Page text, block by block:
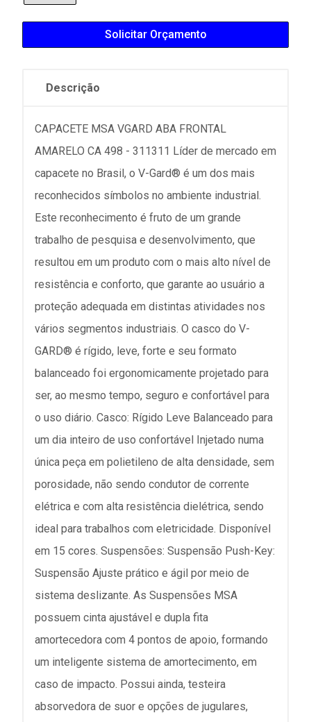
Solicitar Orçamento
Descrição
CAPACETE MSA VGARD ABA FRONTAL
AMARELO CA 498 - 311311 Líder de mercado em
capacete no Brasil, o V-Gard® é um dos mais
reconhecidos símbolos no ambiente industrial.
Este reconhecimento é fruto de um grande
trabalho de pesquisa e desenvolvimento, que
resultou em um produto com o mais alto nível de
resistência e conforto, que garante ao usuário a
proteção adequada em distintas atividades nos
vários segmentos industriais. O casco do V-
GARD® é rígido, leve, forte e seu formato
balanceado foi ergonomicamente projetado para
ser, ao mesmo tempo, seguro e confortável para
o uso diário. Casco: Rígido Leve Balanceado para
um dia inteiro de uso confortável Injetado numa
única peça em polietileno de alta densidade, sem
porosidade, não sendo condutor de corrente
elétrica e com alta resistência dielétrica, sendo
ideal para trabalhos com eletricidade. Disponível
em 15 cores. Suspensões: Suspensão Push-Key:
Suspensão Ajuste prático e ágil por meio de
sistema deslizante. As Suspensões MSA
possuem cinta ajustável e dupla fita
amortecedora com 4 pontos de apoio, formando
um inteligente sistema de amortecimento, em
caso de impacto. Possui ainda, testeira
absorvedora de suor e opções de jugulares,